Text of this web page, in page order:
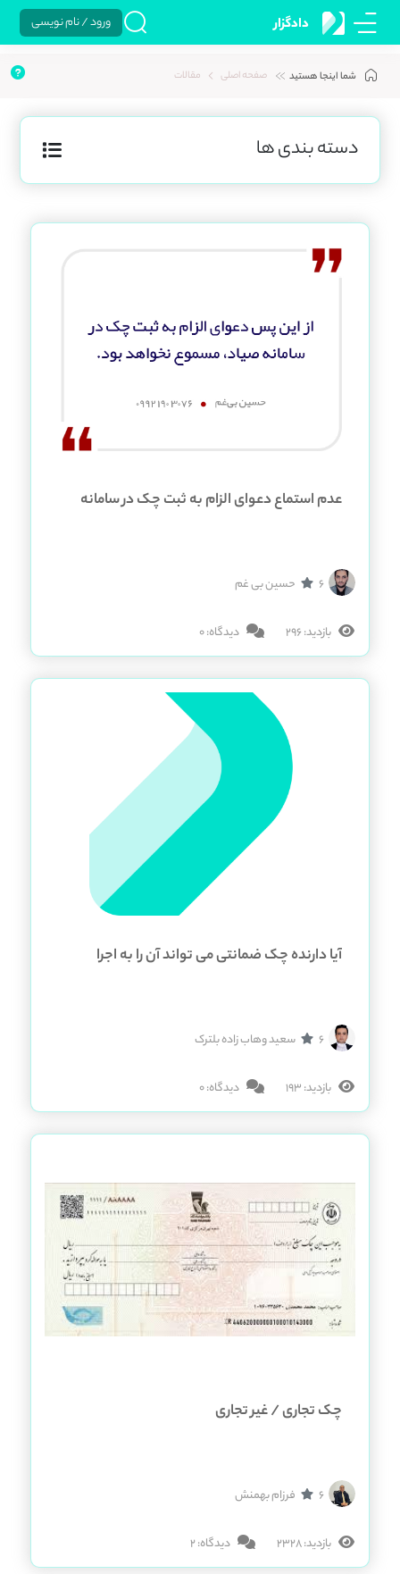
دادگزار ورود / نام نویسی
شما اینجا هستید صفحه اصلی مقالات
عدم استماع دعوای الزام به ثبت چک در سامانه
6 حسین بی غم
بازدید: 296 دیدگاه: 0
آیا دارنده چک ضمانتی می تواند آن را به اجرا
6 سعید وهاب زاده بلترک
بازدید: 193 دیدگاه: 0
چک تجاری / غیر تجاری
6 فرزام بهمنش
بازدید: 2328 دیدگاه: 2
دسته بندی ها